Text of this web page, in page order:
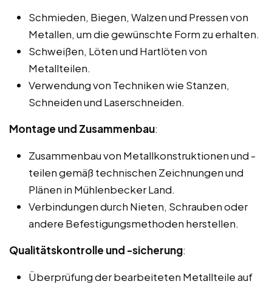
Schmieden, Biegen, Walzen und Pressen von
Metallen, um die gewünschte Form zu erhalten.
Schweißen, Löten und Hartlöten von
Metallteilen.
Verwendung von Techniken wie Stanzen,
Schneiden und Laserschneiden.
Montage und Zusammenbau:
Zusammenbau von Metallkonstruktionen und -
teilen gemäß technischen Zeichnungen und
Plänen in Mühlenbecker Land.
Verbindungen durch Nieten, Schrauben oder
andere Befestigungsmethoden herstellen.
Qualitätskontrolle und -sicherung:
Überprüfung der bearbeiteten Metallteile auf